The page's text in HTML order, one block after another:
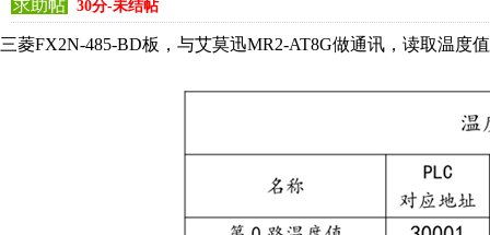
求助帖 30分-未结帖
三菱FX2N-485-BD板，与艾莫迅MR2-AT8G做通讯，读取温度